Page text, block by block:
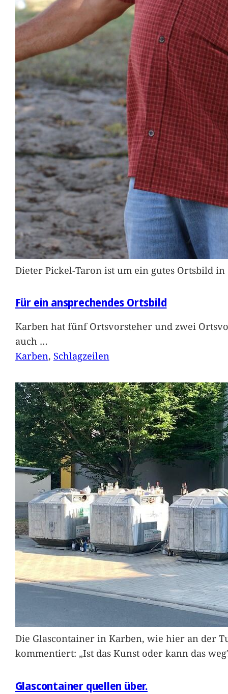
Dieter Pickel-Taron ist um ein gutes Ortsbild
Für ein ansprechendes Ortsbild
Karben hat fünf Ortsvorsteher und zwei
auch …
Karben, Schlagzeilen
Die Glascontainer in Karben, wie hier an der
kommentiert: „Ist das Kunst oder kann das
Glascontainer quellen über.